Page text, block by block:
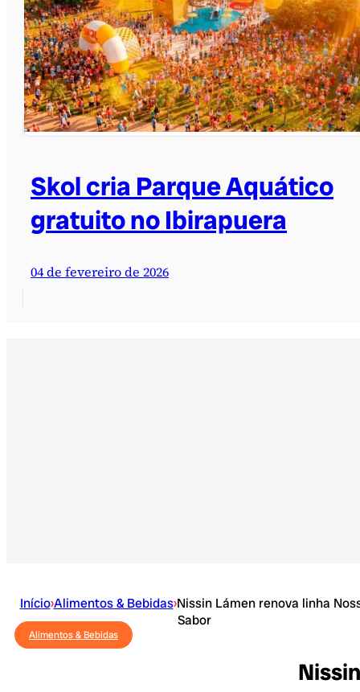
Skol cria Parque Aquático
gratuito no Ibirapuera
04 de fevereiro de 2026
Início›Alimentos & Bebidas›Nissin Lámen renova linha
Sabor
Alimentos & Bebidas